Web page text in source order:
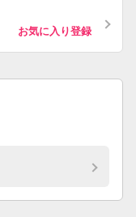
お気に入り登録